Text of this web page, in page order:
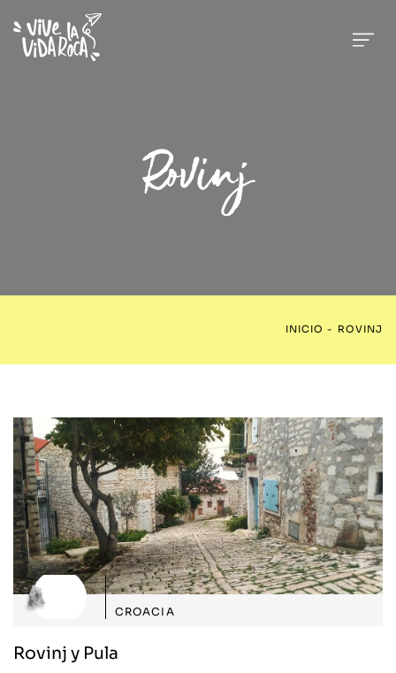
Rovinj
INICIO - ROVINJ
CROACIA
Rovinj y Pula